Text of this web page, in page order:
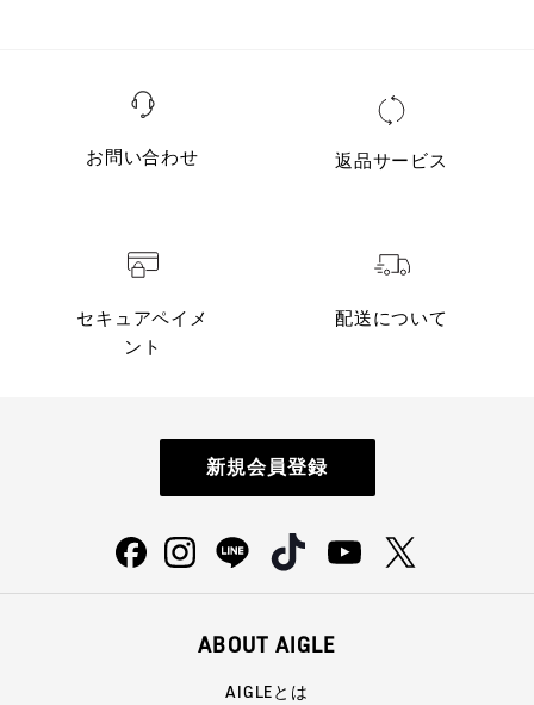
お問い合わせ 返品サービス
セキュアペイメ
ント
配送について
新規会員登録
ABOUT AIGLE
AIGLEとは